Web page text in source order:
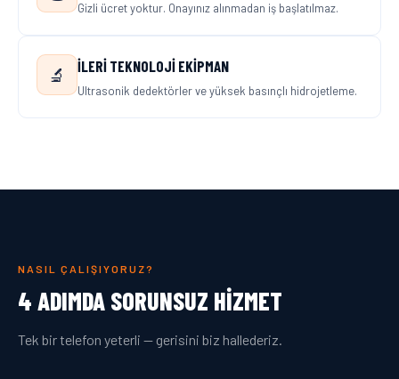
Gizli ücret yoktur. Onayınız alınmadan iş başlatılmaz.
🔬 İLERI TEKNOLOJI EKIPMAN
Ultrasonik dedektörler ve yüksek basınçlı hidrojetleme.
NASIL ÇALIŞIYORUZ?
4 ADIMDA SORUNSUZ HIZMET
Tek bir telefon yeterli — gerisini biz hallederiz.